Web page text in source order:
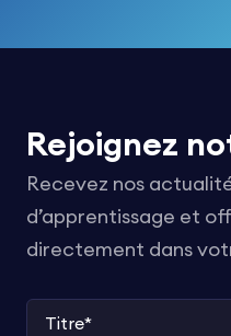
Rejoignez
Recevez nos
d’apprentissage et
directement dans
Titre